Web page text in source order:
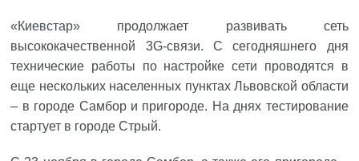
«Киевстар» продолжает развивать сеть
высококачественной 3G-связи. С сегодняшнего дня
технические работы по настройке сети проводятся в
еще нескольких населенных пунктах Львовской области
– в городе Самбор и пригороде. На днях тестирование
стартует в городе Стрый.